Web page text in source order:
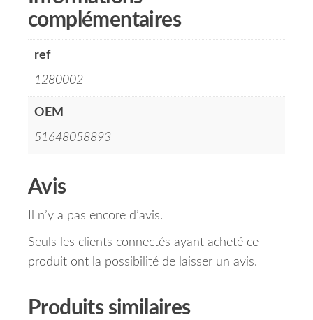
complémentaires
ref
1280002
OEM
51648058893
Avis
Il n’y a pas encore d’avis.
Seuls les clients connectés ayant acheté ce
produit ont la possibilité de laisser un avis.
Produits similaires